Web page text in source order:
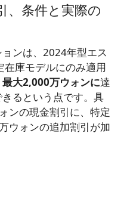
、条件と実際の
ンは、2024年型エス
在庫モデルにのみ適用
最大2,000万ウォンに達
るという点です。具
ンの現金割引に、特定
ウォンの追加割引が加